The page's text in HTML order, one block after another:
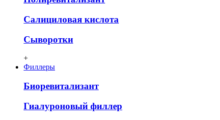
Салициловая кислота
Сыворотки
+
Филлеры
Биоревитализант
Гиалуроновый филлер